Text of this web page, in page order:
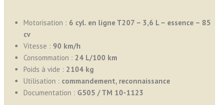
Motorisation : 6 cyl. en ligne T207 – 3,6 L – essence – 85
cv
Vitesse : 90 km/h
Consommation : 24 L/100 km
Poids à vide : 2104 kg
Utilisation : commandement, reconnaissance
Documentation : G505 / TM 10-1123